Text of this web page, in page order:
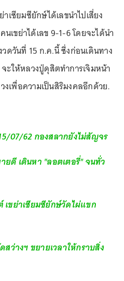
เซียมซียักษ์ได้เลขนำไปเสี่ยง
เขย่าได้เลข 9-1-6 โดยจะได้นำ
วดวันที่ 15 ก.ค.นี้ ซึ่งก่อนเดินทาง
ะให้หลวงปู่ดุสิตทำการเจิมหน้า
งเพื่อความเป็นสิริมงคลอีกด้วย.
07/62 กองสลากยังไม่สัญจร
ยดี เดินหา "ลอตเตอรี่" จนทั่ว
ขย่าเซียมซียักษ์วัดไผ่แขก
ว่างฯ ขยายเวลาให้กราบสิ่ง